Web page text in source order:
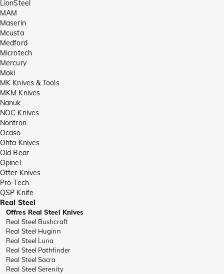
LionSteel
MAM
Maserin
Mcusta
Medford
Microtech
Mercury
Moki
MK Knives & Tools
MKM Knives
Nanuk
NOC Knives
Nontron
Ocaso
Ohta Knives
Old Bear
Opinel
Otter Knives
Pro-Tech
QSP Knife
Real Steel
Offres Real Steel Knives
Real Steel Bushcraft
Real Steel Huginn
Real Steel Luna
Real Steel Pathfinder
Real Steel Sacra
Real Steel Serenity